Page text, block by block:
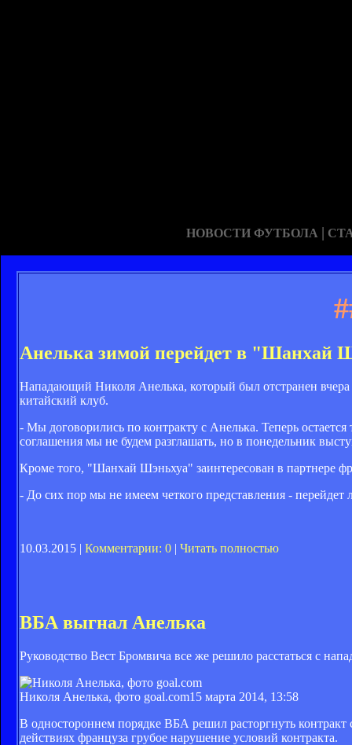
НОВОСТИ ФУТБОЛА |
Анелька зимой перейдет в "Шанхай
Нападающий Николя Анелька, который был отстранен
китайский клуб.
- Мы договорились по контракту с Анелька. Теперь
соглашения мы не будем разглашать, но в понедельник
Кроме того, "Шанхай Шэньхуа" заинтересован в партнере
- До сих пор мы не имеем четкого представления -
10.03.2015 | Комментарии: 0 | Читать полностью
ВБА выгнал Анелька
Руководство Вест Бромвича все же решило расстаться с
Николя Анелька, фото goal.com15 марта 2014, 13:58
В одностороннем порядке ВБА решил расторгнуть
действиях француза грубое нарушение условий контракта.